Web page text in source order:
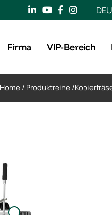
Firma VIP-Bereich
Home / Produktreihe /